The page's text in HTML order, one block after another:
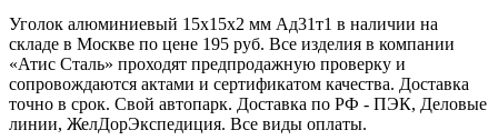
Уголок алюминиевый 15x15х2 мм Ад31т1 в наличии на
складе в Москве по цене 195 руб. Все изделия в компании
«Атис Сталь» проходят предпродажную проверку и
сопровождаются актами и сертификатом качества. Доставка
точно в срок. Свой автопарк. Доставка по РФ - ПЭК, Деловые
линии, ЖелДорЭкспедиция. Все виды оплаты.